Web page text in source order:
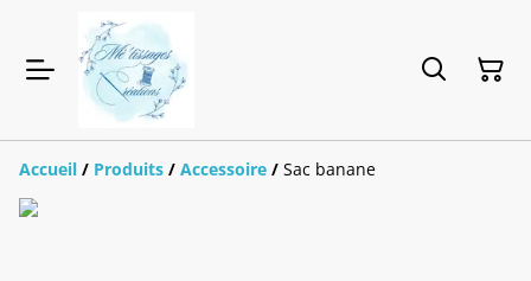
Accueil / Produits / Accessoire / Sac banane